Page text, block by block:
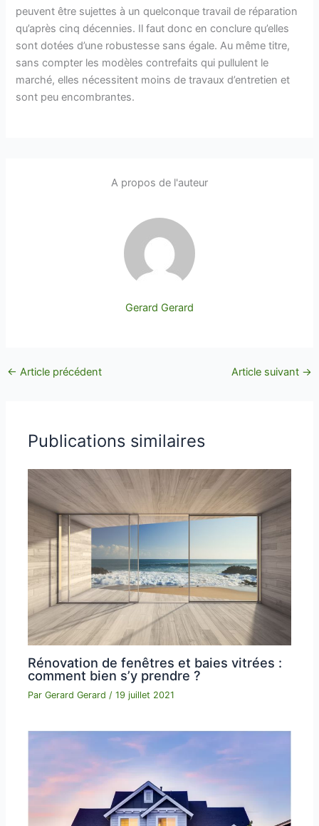
peuvent être sujettes à un quelconque travail de réparation
qu’après cinq décennies. Il faut donc en conclure qu’elles
sont dotées d’une robustesse sans égale. Au même titre,
sans compter les modèles contrefaits qui pullulent le
marché, elles nécessitent moins de travaux d’entretien et
sont peu encombrantes.
A propos de l'auteur
Gerard Gerard
← Article précédent Article suivant →
Publications similaires
Rénovation de fenêtres et baies vitrées :
comment bien s’y prendre ?
ParGerard Gerard /19 juillet 2021